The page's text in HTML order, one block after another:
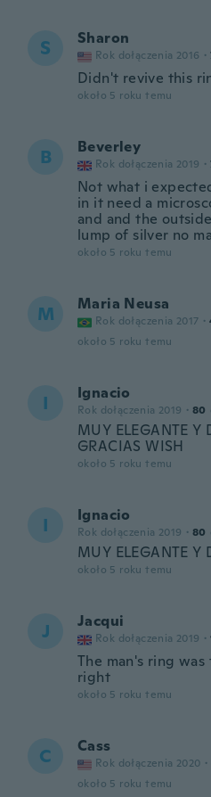
S Sharon
Rok dołączenia 2016 ·
Didn't revive this
około 5 roku temu
B Beverley
Rok dołączenia 2019 ·
Not what i
in it need a
and and the
lump of silver no
około 5 roku temu
M Maria Neusa
Rok dołączenia 2017 ·
około 5 roku temu
I Ignacio
Rok dołączenia 2019 · 80
MUY ELEGANTE Y
GRACIAS WISH
około 5 roku temu
I Ignacio
Rok dołączenia 2019 · 80
MUY ELEGANTE Y
około 5 roku temu
J Jacqui
Rok dołączenia 2019 ·
The man's ring
right
około 5 roku temu
C Cass
Rok dołączenia 2020 ·
około 5 roku temu